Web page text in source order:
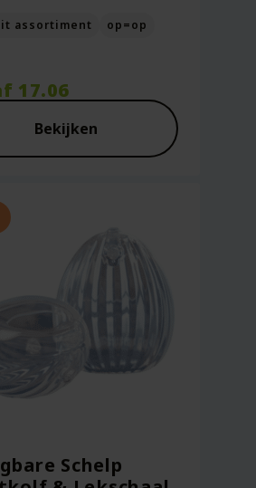
assortiment op=op
17.06
Bekijken
Schelp